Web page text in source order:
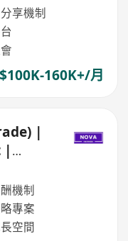
享機制
$100K-160K+/月
|
|
機制
專案
空間